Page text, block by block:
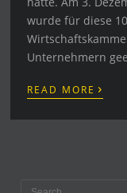
wurde für diese
Unternehmern
READ MORE ›